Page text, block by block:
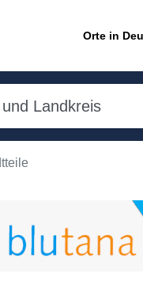
Orte in